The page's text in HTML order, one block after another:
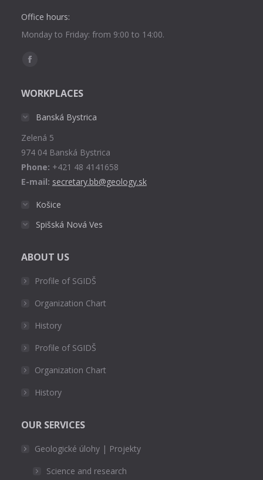
Office hours:
Monday to Friday: from 9:00 to 14:00.
Find us on:
Facebook
opens
window
WORKPLACES
Banská Bystrica
Zelená 5
974 04 Banská Bystrica
Phone: +421 48 4141658
E-mail: secretary.bb@geology.sk
Košice
Spišská Nová Ves
ABOUT US
Profile of SGIDŠ
Organization Chart
History
Profile of SGIDŠ
Organization Chart
History
OUR SERVICES
Geologické úlohy | Projekty
Science and research